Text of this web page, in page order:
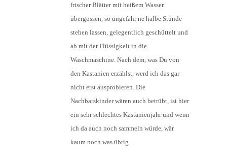
frischer Blätter mit heißem Wasser
übergossen, so ungefähr ne halbe Stunde
stehen lassen, gelegentlich geschüttelt und
ab mit der Flüssigkeit in die
Waschmaschine. Nach dem, was Du von
den Kastanien erzählst, werd ich das gar
nicht erst ausprobieren. Die
Nachbarskinder wären auch betrübt, ist hier
ein sehr schlechtes Kastanienjahr und wenn
ich da auch noch sammeln würde, wär
kaum noch was übrig.